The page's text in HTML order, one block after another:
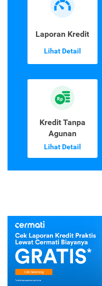
Laporan Kredit
Lihat Detail
Kredit Tanpa
Agunan
Lihat Detail